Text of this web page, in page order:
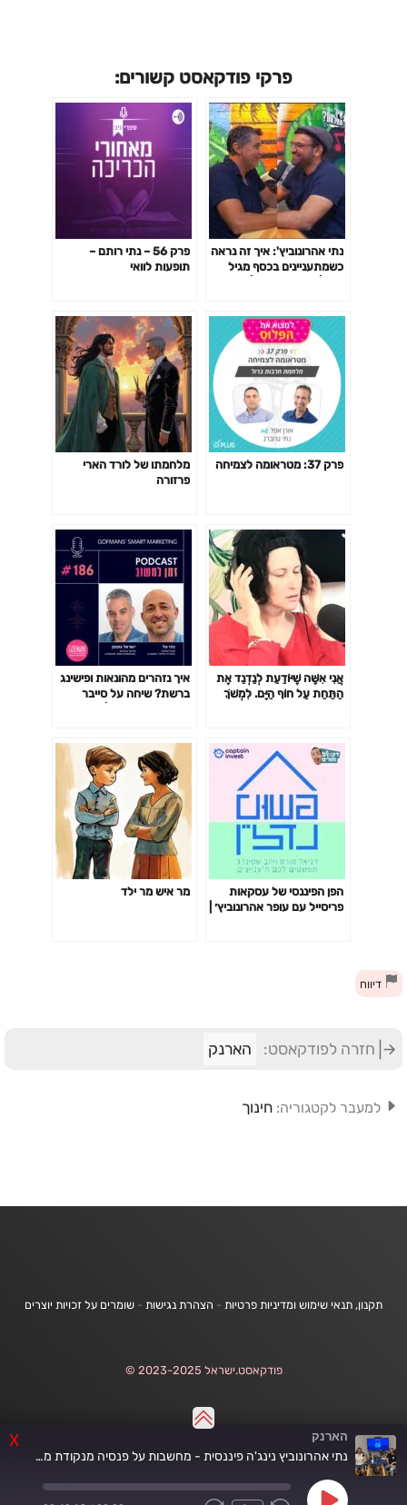
X הארנק
נתי אהרונוביץ נינג'ה פיננסית - מחשבות על פנסיה מנקודת מבטו של הנינג’ה
פרקי פודקאסט קשורים:
נתי אהרונוביץ': איך זה נראה
כשמתעניינים בכסף מגיל
פרק 56 – נתי רותם –
תופעות לוואי
פרק 37: מטראומה לצמיחה
מלחמתו של לורד הארי
פרזורה
אֲנִי אִשָּׁה שֶׁיּוֹדַעַת לְנַדְנֵד אֶת
הַתַּחַת עַל חוֹף הַיָּם. לִמְשֹׁךְ
מיכאלי Lali Michaeli.
איך נזהרים מהונאות ופישינג
ברשת? שיחה על סייבר
הפן הפיננסי של עסקאות
פריסייל עם עופר אהרונוביץ׳ |
מר איש מר ילד
דיווח
חזרה לפודקאסט: הארנק
למעבר לקטגוריה: חינוך
תקנון, תנאי שימוש ומדיניות פרטיות - הצהרת נגישות - שומרים על זכויות יוצרים
פודקאסט.ישראל 2023-2025 ©